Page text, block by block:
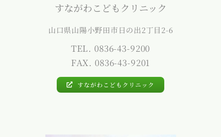
すながわこどもクリニック
山口県山陽小野田市日の出2丁目2-6
TEL. 0836-43-9200
FAX. 0836-43-9201
すながわこどもクリニック